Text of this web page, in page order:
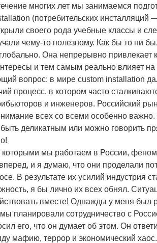
многих лет мы занимаемся
(потребительских
своего рода учебные классы и
чему-то полезному. Как бы то ни
Она непрерывно привлекает
и тем самым реально влияет
вопрос: в мире custom installation
процесс, в котором часто
и инженеров. Российский
всех со всеми особенно
деликатным или можно говорить
мы работаем в России,
вперед, и я думаю, что они проделали
В результате их усилий индустрия
я бы лично их всех обнял.
вместе! Однажды у меня был
планировали сотрудничество с
его, что он думает об этом. Он
мафию, террор и экономический